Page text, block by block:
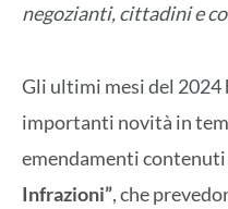
negozianti, cittadini e
Gli ultimi mesi del
importanti novità in
emendamenti contenuti
Infrazioni”, che